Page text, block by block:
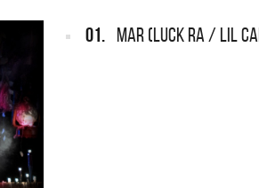
01. MAR (LUCK RA / LIL